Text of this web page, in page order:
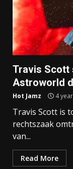
Travis Scott
Astroworld
Hot Jamz 4
Travis Scott is
rechtszaak
van...
Read More